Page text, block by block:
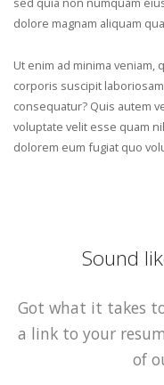
dolore magnam aliquam
Ut enim ad minima
corporis suscipit
consequatur? Quis autem
voluptate velit esse quam
dolorem eum fugiat quo
Sound
Got what it takes
a link to your
of